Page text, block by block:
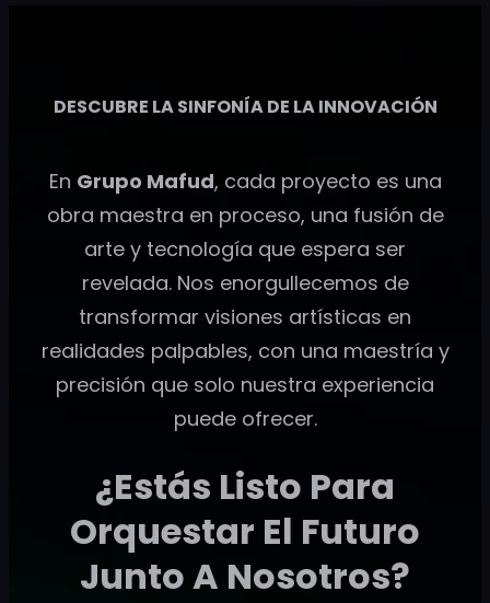
DESCUBRE LA SINFONÍA DE LA INNOVACIÓN
En Grupo Mafud, cada proyecto es una
obra maestra en proceso, una fusión de
arte y tecnología que espera ser
revelada. Nos enorgullecemos de
transformar visiones artísticas en
realidades palpables, con una maestría y
precisión que solo nuestra experiencia
puede ofrecer.
¿Estás Listo Para
Orquestar El Futuro
Junto A Nosotros?